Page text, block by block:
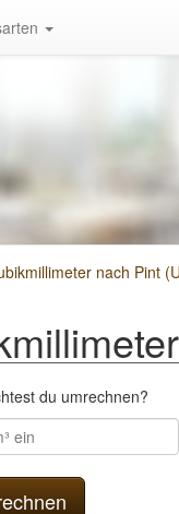
nach Pint
du umrechnen?